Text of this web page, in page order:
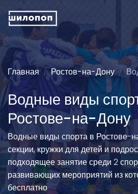
Главная Ростов-на-Дону
Водные виды
Ростове-на-Дону
Водные виды спорта в Ростове-
секции, кружки для детей и
подходящее занятие среди 2
развивающих мероприятий из
бесплатно